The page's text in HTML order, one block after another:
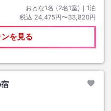
おとな1名 (2名1室)｜ 1泊
税込 24,475円〜33,820円
を見る